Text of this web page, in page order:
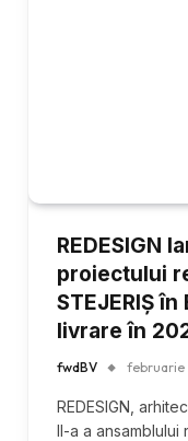
REDESIGN
proiectului
STEJERIȘ
livrare în
fwdBV februarie
REDESIGN,
II-a a ansamblului